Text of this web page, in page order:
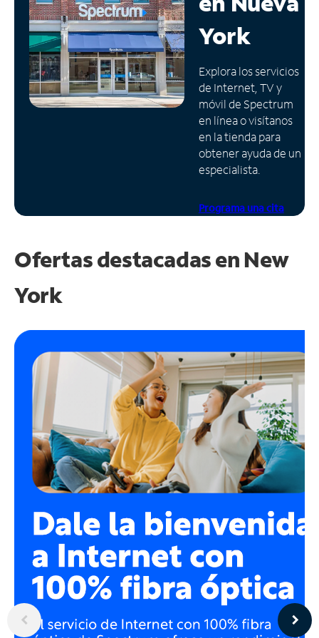
Administrar
cuenta
Encuentra
una
tienda
York
Explora los servicios
de Internet, TV y
móvil de Spectrum
en línea o visítanos
en la tienda para
obtener ayuda de un
especialista.
Programa una cita
Ofertas destacadas en New
York